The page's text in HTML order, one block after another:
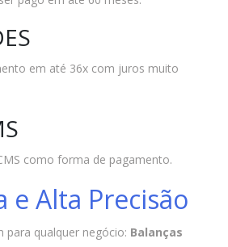
em até 36x com juros muito
como forma de pagamento.
e Alta Precisão
para qualquer negócio: Balanças